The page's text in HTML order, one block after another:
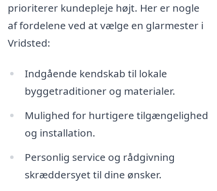
prioriterer kundepleje højt. Her er nogle
af fordelene ved at vælge en glarmester i
Vridsted:
Indgående kendskab til lokale
byggetraditioner og materialer.
Mulighed for hurtigere tilgængelighed
og installation.
Personlig service og rådgivning
skræddersyet til dine ønsker.